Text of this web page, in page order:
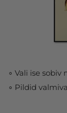
∘ Vali ise
∘ Pildid